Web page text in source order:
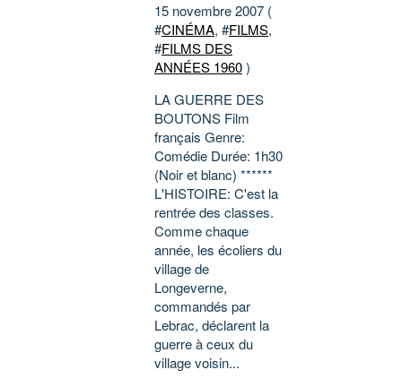
15 novembre 2007 (
#CINÉMA, #FILMS,
#FILMS DES
ANNÉES 1960)
LA GUERRE DES
BOUTONS Film
français Genre:
Comédie Durée: 1h30
(Noir et blanc) ******
L'HISTOIRE: C'est la
rentrée des classes.
Comme chaque
année, les écoliers du
village de
Longeverne,
commandés par
Lebrac, déclarent la
guerre à ceux du
village voisin...